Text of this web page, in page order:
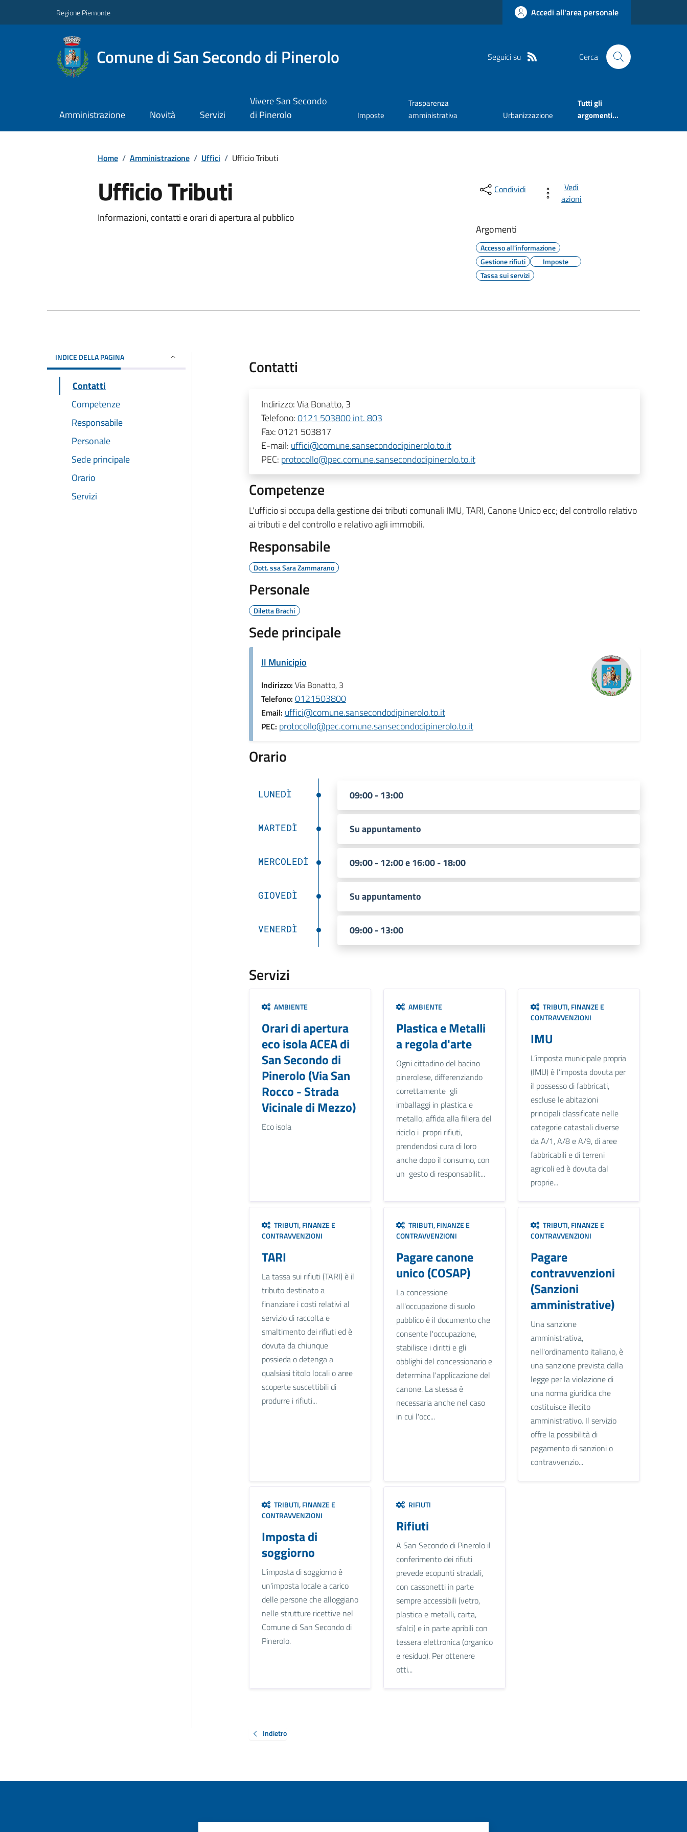
Regione Piemonte Accedi all'area personale
Comune di San Secondo di Pinerolo Seguici su Cerca
Amministrazione Novità Servizi
Vivere San Secondo
di Pinerolo
Imposte
Trasparenza
amministrativa
Urbanizzazione
Tutti gli
argomenti...
Home / Amministrazione / Uffici / Ufficio Tributi
Ufficio Tributi
Informazioni, contatti e orari di apertura al pubblico
Condividi
Vedi
azioni
Argomenti
Accesso all'informazione
Gestione rifiuti
Imposte
Tassa sui servizi
INDICE DELLA PAGINA
Contatti
Competenze
Responsabile
Personale
Sede principale
Orario
Servizi
Contatti
Indirizzo:Via Bonatto, 3
Telefono:0121 503800 int. 803
Fax:0121 503817
E-mail: uffici@comune.sansecondodipinerolo.to.it
PEC: protocollo@pec.comune.sansecondodipinerolo.to.it
Competenze
L'ufficio si occupa della gestione dei tributi comunali IMU, TARI, Canone Unico ecc; del controllo relativo
ai tributi e del controllo e relativo agli immobili.
Responsabile
Dott. ssa Sara Zammarano
Personale
Diletta Brachi
Sede principale
Il Municipio
Indirizzo: Via Bonatto, 3
Telefono: 0121503800
Email: uffici@comune.sansecondodipinerolo.to.it
PEC: protocollo@pec.comune.sansecondodipinerolo.to.it
Orario
LUNEDÌ 09:00 - 13:00
MARTEDÌ Su appuntamento
MERCOLEDÌ 09:00 - 12:00 e 16:00 - 18:00
GIOVEDÌ Su appuntamento
VENERDÌ 09:00 - 13:00
Servizi
AMBIENTE
Orari di apertura
eco isola ACEA di
San Secondo di
Pinerolo (Via San
Rocco - Strada
Vicinale di Mezzo)
Eco isola
AMBIENTE
Plastica e Metalli
a regola d'arte
Ogni cittadino del bacino
pinerolese, differenziando
correttamente gli
imballaggi in plastica e
metallo, affida alla filiera del
riciclo i propri rifiuti,
prendendosi cura di loro
anche dopo il consumo, con
un gesto di responsabilit...
TRIBUTI, FINANZE E
CONTRAVVENZIONI
IMU
L’imposta municipale propria
(IMU) è l’imposta dovuta per
il possesso di fabbricati,
escluse le abitazioni
principali classificate nelle
categorie catastali diverse
da A/1, A/8 e A/9, di aree
fabbricabili e di terreni
agricoli ed è dovuta dal
proprie...
TRIBUTI, FINANZE E
CONTRAVVENZIONI
TARI
La tassa sui rifiuti (TARI) è il
tributo destinato a
finanziare i costi relativi al
servizio di raccolta e
smaltimento dei rifiuti ed è
dovuta da chiunque
possieda o detenga a
qualsiasi titolo locali o aree
scoperte suscettibili di
produrre i rifiuti...
TRIBUTI, FINANZE E
CONTRAVVENZIONI
Pagare canone
unico (COSAP)
La concessione
all'occupazione di suolo
pubblico è il documento che
consente l'occupazione,
stabilisce i diritti e gli
obblighi del concessionario e
determina l'applicazione del
canone. La stessa è
necessaria anche nel caso
in cui l'occ...
TRIBUTI, FINANZE E
CONTRAVVENZIONI
Pagare
contravvenzioni
(Sanzioni
amministrative)
Una sanzione
amministrativa,
nell'ordinamento italiano, è
una sanzione prevista dalla
legge per la violazione di
una norma giuridica che
costituisce illecito
amministrativo. Il servizio
offre la possibilità di
pagamento di sanzioni o
contravvenzio...
TRIBUTI, FINANZE E
CONTRAVVENZIONI
Imposta di
soggiorno
L'imposta di soggiorno è
un'imposta locale a carico
delle persone che alloggiano
nelle strutture ricettive nel
Comune di San Secondo di
Pinerolo.
RIFIUTI
Rifiuti
A San Secondo di Pinerolo il
conferimento dei rifiuti
prevede ecopunti stradali,
con cassonetti in parte
sempre accessibili (vetro,
plastica e metalli, carta,
sfalci) e in parte apribili con
tessera elettronica (organico
e residuo). Per ottenere
otti...
Indietro